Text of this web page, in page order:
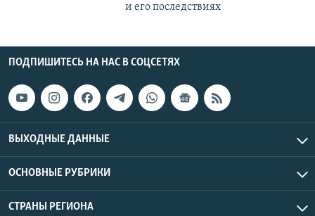
и его последствиях
ПОДПИШИТЕСЬ НА НАС В СОЦСЕТЯХ
ВЫХОДНЫЕ ДАННЫЕ
ОСНОВНЫЕ РУБРИКИ
СТРАНЫ РЕГИОНА